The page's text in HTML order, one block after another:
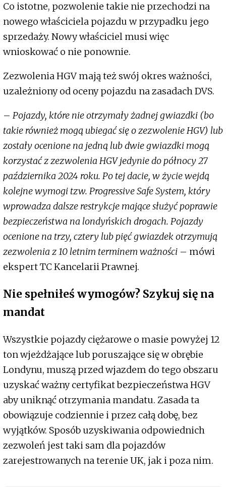
Co istotne, pozwolenie takie nie przechodzi na
nowego właściciela pojazdu w przypadku jego
sprzedaży. Nowy właściciel musi więc
wnioskować o nie ponownie.
Zezwolenia HGV mają też swój okres ważności,
uzależniony od oceny pojazdu na zasadach DVS.
– Pojazdy, które nie otrzymały żadnej gwiazdki (bo
takie również mogą ubiegać się o zezwolenie HGV) lub
zostały ocenione na jedną lub dwie gwiazdki mogą
korzystać z zezwolenia HGV jedynie do północy 27
października 2024 roku. Po tej dacie, w życie wejdą
kolejne wymogi tzw. Progressive Safe System, który
wprowadza dalsze restrykcje mające służyć poprawie
bezpieczeństwa na londyńskich drogach. Pojazdy
ocenione na trzy, cztery lub pięć gwiazdek otrzymują
zezwolenia z 10 letnim terminem ważności – mówi
ekspert TC Kancelarii Prawnej.
Nie spełniłeś wymogów? Szykuj się na
mandat
Wszystkie pojazdy ciężarowe o masie powyżej 12
ton wjeżdżające lub poruszające się w obrębie
Londynu, muszą przed wjazdem do tego obszaru
uzyskać ważny certyfikat bezpieczeństwa HGV
aby uniknąć otrzymania mandatu. Zasada ta
obowiązuje codziennie i przez całą dobę, bez
wyjątków. Sposób uzyskiwania odpowiednich
zezwoleń jest taki sam dla pojazdów
zarejestrowanych na terenie UK, jak i poza nim.